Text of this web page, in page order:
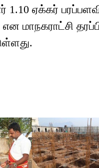
1.10 ஏக்கர்
மாநகராட்சி